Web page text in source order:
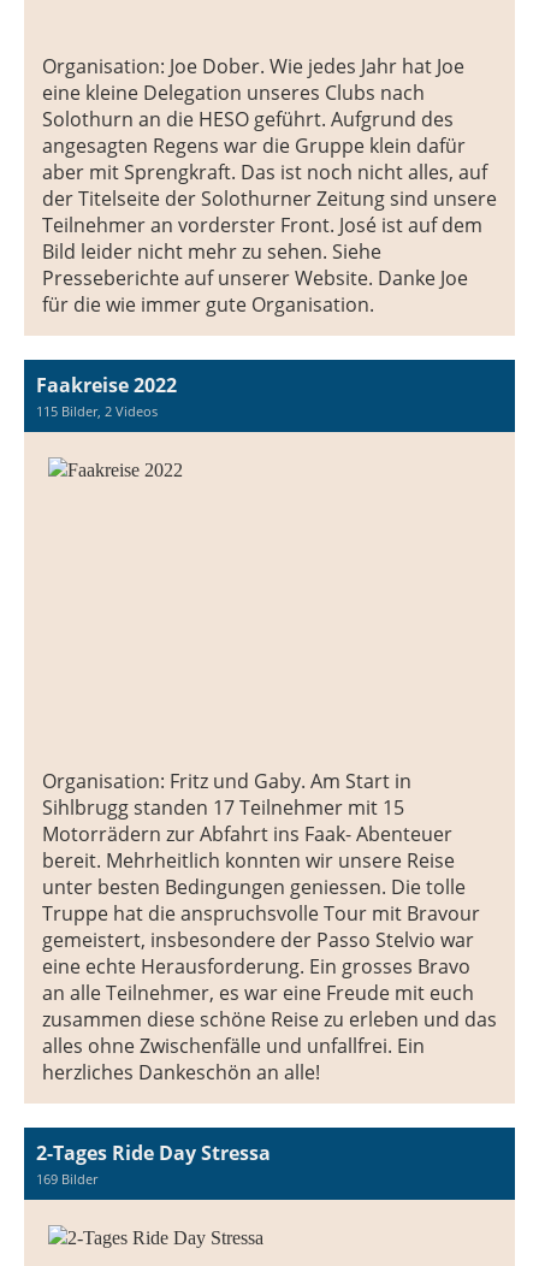
Organisation: Joe Dober. Wie jedes Jahr hat Joe
eine kleine Delegation unseres Clubs nach
Solothurn an die HESO geführt. Aufgrund des
angesagten Regens war die Gruppe klein dafür
aber mit Sprengkraft. Das ist noch nicht alles, auf
der Titelseite der Solothurner Zeitung sind unsere
Teilnehmer an vorderster Front. José ist auf dem
Bild leider nicht mehr zu sehen. Siehe
Presseberichte auf unserer Website. Danke Joe
für die wie immer gute Organisation.
Faakreise 2022
115 Bilder, 2 Videos
Organisation: Fritz und Gaby. Am Start in
Sihlbrugg standen 17 Teilnehmer mit 15
Motorrädern zur Abfahrt ins Faak- Abenteuer
bereit. Mehrheitlich konnten wir unsere Reise
unter besten Bedingungen geniessen. Die tolle
Truppe hat die anspruchsvolle Tour mit Bravour
gemeistert, insbesondere der Passo Stelvio war
eine echte Herausforderung. Ein grosses Bravo
an alle Teilnehmer, es war eine Freude mit euch
zusammen diese schöne Reise zu erleben und das
alles ohne Zwischenfälle und unfallfrei. Ein
herzliches Dankeschön an alle!
2-Tages Ride Day Stressa
169 Bilder